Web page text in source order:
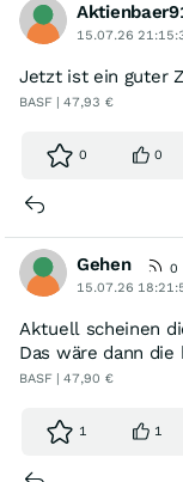
15.07.26
Jetzt ist ein guter
BASF | 47,93 €
0 0
Gehen
0
15.07.26
Aktuell scheinen
Das wäre dann die
BASF | 47,90 €
1 1